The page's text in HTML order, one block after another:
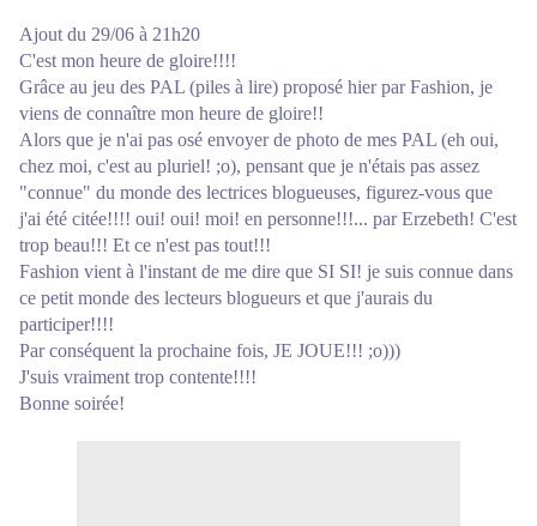
Ajout du 29/06 à 21h20
C'est mon heure de gloire!!!!
Grâce au jeu des PAL (piles à lire) proposé hier par Fashion, je
viens de connaître mon heure de gloire!!
Alors que je n'ai pas osé envoyer de photo de mes PAL (eh oui,
chez moi, c'est au pluriel! ;o), pensant que je n'étais pas assez
"connue" du monde des lectrices blogueuses, figurez-vous que
j'ai été citée!!!! oui! oui! moi! en personne!!!... par Erzebeth! C'est
trop beau!!! Et ce n'est pas tout!!!
Fashion vient à l'instant de me dire que SI SI! je suis connue dans
ce petit monde des lecteurs blogueurs et que j'aurais du
participer!!!!
Par conséquent la prochaine fois, JE JOUE!!! ;o)))
J'suis vraiment trop contente!!!!
Bonne soirée!